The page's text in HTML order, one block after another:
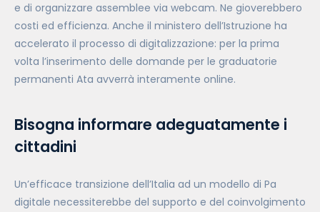
e di organizzare assemblee via webcam. Ne gioverebbero
costi ed efficienza. Anche il ministero dell’Istruzione ha
accelerato il processo di digitalizzazione: per la prima
volta l’inserimento delle domande per le graduatorie
permanenti Ata avverrà interamente online.
Bisogna informare adeguatamente i
cittadini
Un’efficace transizione dell’Italia ad un modello di Pa
digitale necessiterebbe del supporto e del coinvolgimento